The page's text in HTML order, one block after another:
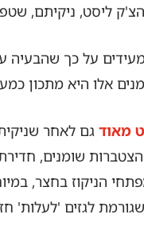
ליסט, ניקיתם,
על כך
אלו היא מתכון
מאוד גם לאחר
שומנים,
הניקוז בחצר,
לגזים 'לעלות'